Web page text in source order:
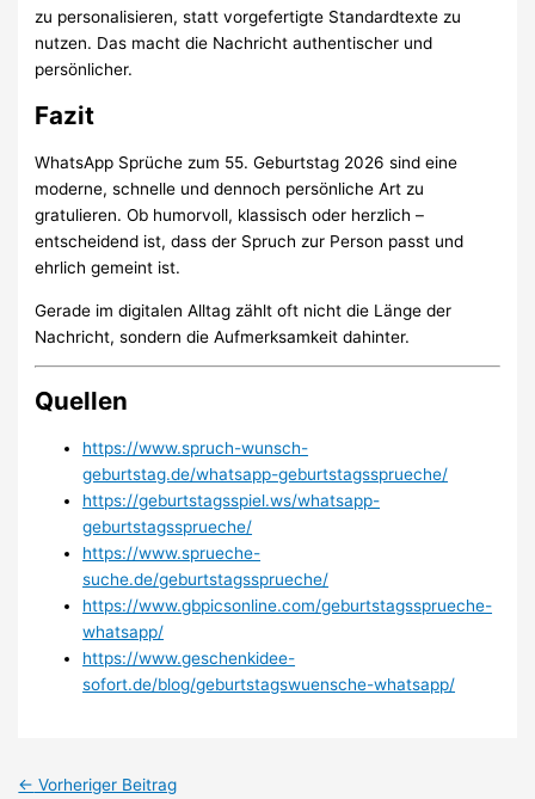
zu personalisieren, statt vorgefertigte Standardtexte zu
nutzen. Das macht die Nachricht authentischer und
persönlicher.
Fazit
WhatsApp Sprüche zum 55. Geburtstag 2026 sind eine
moderne, schnelle und dennoch persönliche Art zu
gratulieren. Ob humorvoll, klassisch oder herzlich –
entscheidend ist, dass der Spruch zur Person passt und
ehrlich gemeint ist.
Gerade im digitalen Alltag zählt oft nicht die Länge der
Nachricht, sondern die Aufmerksamkeit dahinter.
Quellen
https://www.spruch-wunsch-
geburtstag.de/whatsapp-geburtstagssprueche/
https://geburtstagsspiel.ws/whatsapp-
geburtstagssprueche/
https://www.sprueche-
suche.de/geburtstagssprueche/
https://www.gbpicsonline.com/geburtstagssprueche-
whatsapp/
https://www.geschenkidee-
sofort.de/blog/geburtstagswuensche-whatsapp/
← Vorheriger Beitrag